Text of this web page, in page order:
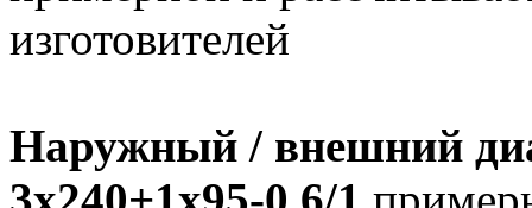
изготовителей
Наружный / внешний